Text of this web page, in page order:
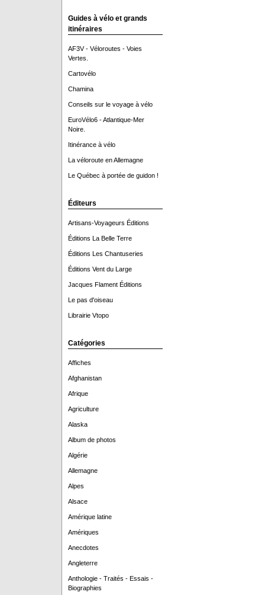
Guides à vélo et grands
itinéraires
AF3V - Véloroutes - Voies
Vertes.
Cartovélo
Chamina
Conseils sur le voyage à vélo
EuroVélo6 - Atlantique-Mer
Noire.
Itinérance à vélo
La véloroute en Allemagne
Le Québec à portée de guidon !
Éditeurs
Artisans-Voyageurs Éditions
Éditions La Belle Terre
Éditions Les Chantuseries
Éditions Vent du Large
Jacques Flament Éditions
Le pas d'oiseau
Librairie Vtopo
Catégories
Affiches
Afghanistan
Afrique
Agriculture
Alaska
Album de photos
Algérie
Allemagne
Alpes
Alsace
Amérique latine
Amériques
Anecdotes
Angleterre
Anthologie - Traités - Essais -
Biographies